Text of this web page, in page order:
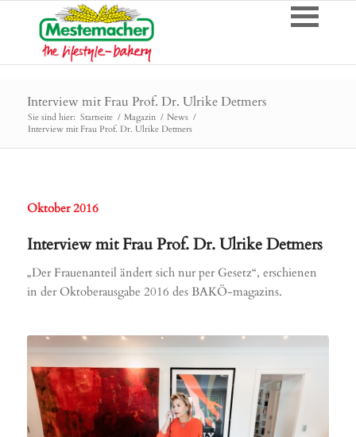
Interview mit Frau Prof. Dr. Ulrike Detmers
Sie sind hier: Startseite / Magazin / News /
Interview mit Frau Prof. Dr. Ulrike Detmers
Oktober 2016
Interview mit Frau Prof. Dr. Ulrike Detmers
„Der Frauenanteil ändert sich nur per Gesetz“, erschienen
in der Oktoberausgabe 2016 des BAKÖ-magazins.